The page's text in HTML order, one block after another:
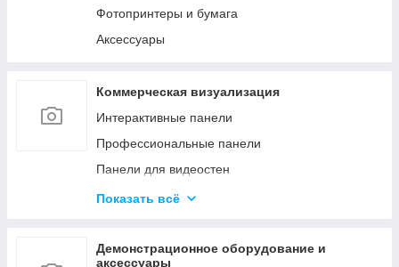
Фотопринтеры и бумага
Аксессуары
Коммерческая визуализация
Интерактивные панели
Профессиональные панели
Панели для видеостен
Интерактивные мониторы
Управление сигналом
Показать всё
Демонстрационное оборудование и
аксессуары